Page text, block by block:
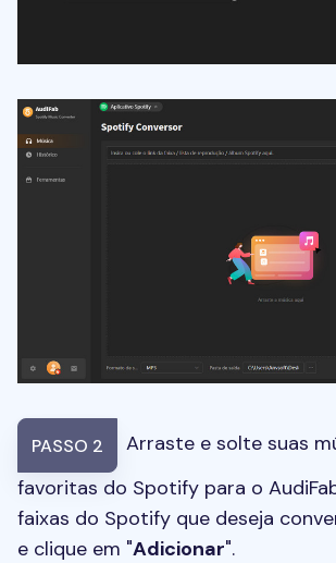
PASSO 2
Arraste e solte suas
favoritas do Spotify para o
faixas do Spotify que deseja
e clique em "Adicionar".